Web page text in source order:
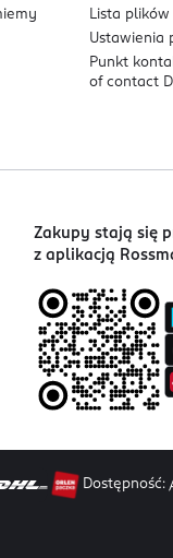
Lista
Ustawienia
Punkt
of contact
Zakupy stają się
z aplikacją
Dostępność: